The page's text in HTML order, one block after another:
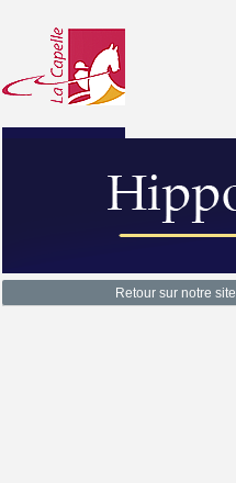
Retour sur notre site